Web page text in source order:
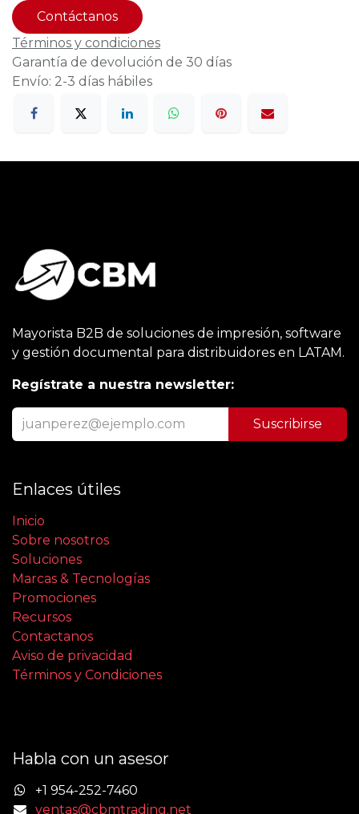
Contáctanos
Términos y condiciones
Garantía de devolución de 30 días
Envío: 2-3 días hábiles
Mayorista B2B de soluciones de impresión, software
y gestión documental para distribuidores en LATAM.
Regístrate a nuestra newsletter:
Suscribirse
Enlaces útiles
Inicio
Sobre nosotros
Soluciones
Marcas & Tecnologías
Promociones
Recursos
Contactanos
Aviso de privacidad
Términos y Condiciones
Habla con un asesor
+1 954-252-7460
ventas@cbmtrading.net